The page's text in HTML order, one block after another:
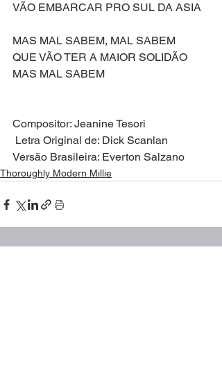
VÃO EMBARCAR PRO SUL DA ASIA
MAS MAL SABEM, MAL SABEM
QUE VÃO TER A MAIOR SOLIDÃO
MAS MAL SABEM
Compositor: Jeanine Tesori
Letra Original de: Dick Scanlan
Versão Brasileira: Everton Salzano
Thoroughly Modern Millie